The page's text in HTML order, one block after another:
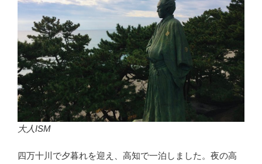
大人ISM
四万十川で夕暮れを迎え、高知で一泊しました。夜の高